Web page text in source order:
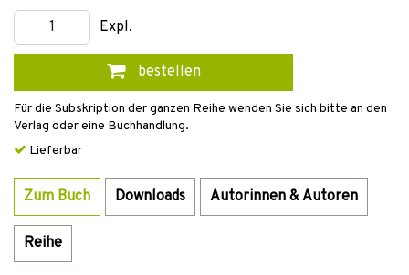
Expl.
bestellen
Für die Subskription der ganzen Reihe wenden Sie sich bitte an den
Verlag oder eine Buchhandlung.
Lieferbar
Zum Buch Downloads Autorinnen & Autoren
Reihe